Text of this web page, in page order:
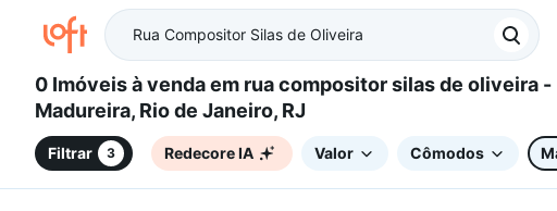
0 Imóveis à venda em rua compositor silas de oliveira -
Madureira, Rio de Janeiro, RJ
Filtrar 3 Redecore IA Valor Cômodos